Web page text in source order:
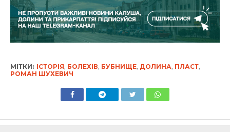
МІТКИ: ІСТОРІЯ БОЛЕХІВ БУБНИЩЕ, ДОЛИНА ПЛАСТ,
РОМАН ШУХЕВИЧ